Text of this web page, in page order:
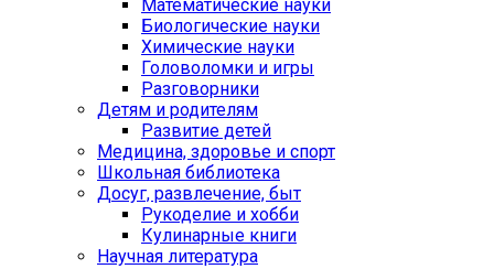
Математические науки
Биологические науки
Химические науки
Головоломки и игры
Разговорники
Детям и родителям
Развитие детей
Медицина, здоровье и спорт
Школьная библиотека
Досуг, развлечение, быт
Рукоделие и хобби
Кулинарные книги
Научная литература